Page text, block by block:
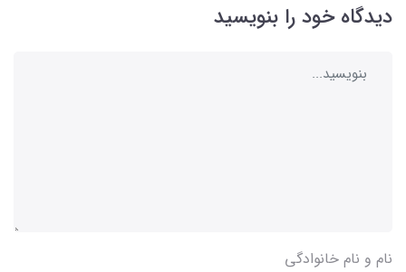
دیدگاه خود را بنویسید
نام و نام خانوادگی